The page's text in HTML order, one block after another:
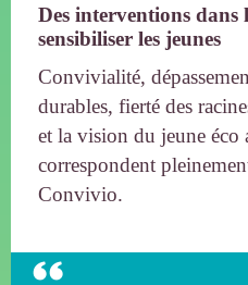
Des interventions dans
sensibiliser les jeunes
Convivialité,
durables, fierté des
et la vision du jeune éco
correspondent
Convivio.